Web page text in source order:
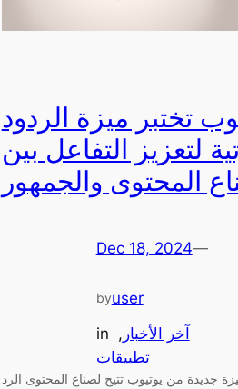
تختبر ميزة الردود
لتعزيز التفاعل بين
المحتوى والجمهور
Dec 18, 2024—
byuser
in
آخر الأخبار ,
تطبيقات
جديدة من يوتيوب تتيح لصناع المحتوى الرد